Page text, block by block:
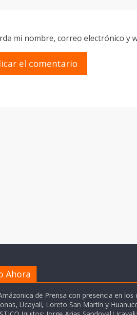
mi nombre, correo electrónico y
Ahora
de Prensa con presencia en
Ucayali, Loreto San Martín y